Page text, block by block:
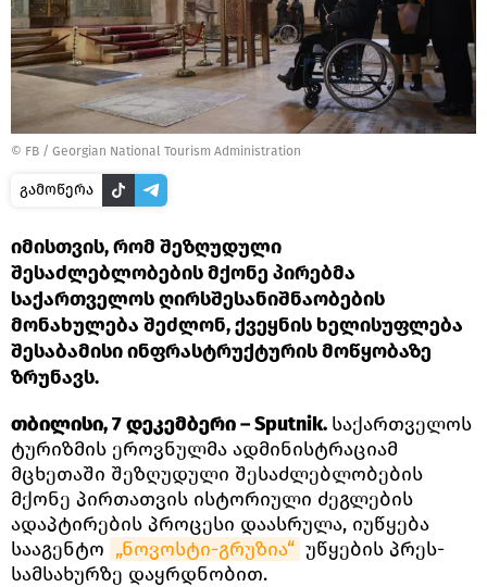
© FB / Georgian National Tourism Administration
გამოწერა
იმისთვის, რომ შეზღუდული
შესაძლებლობების მქონე პირებმა
საქართველოს ღირსშესანიშნაობების
მონახულება შეძლონ, ქვეყნის ხელისუფლება
შესაბამისი ინფრასტრუქტურის მოწყობაზე
ზრუნავს.
თბილისი, 7 დეკემბერი – Sputnik. საქართველოს
ტურიზმის ეროვნულმა ადმინისტრაციამ
მცხეთაში შეზღუდული შესაძლებლობების
მქონე პირთათვის ისტორიული ძეგლების
ადაპტირების პროცესი დაასრულა, იუწყება
სააგენტო „ნოვოსტი-გრუზია“ უწყების პრეს-
სამსახურზე დაყრდნობით.